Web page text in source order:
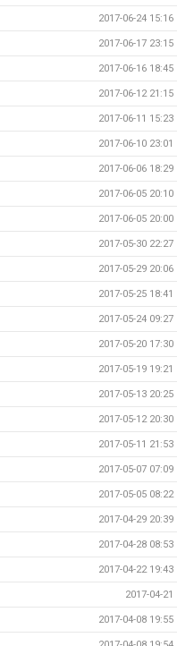
2017-06-24 15:16
2017-06-17 23:15
2017-06-16 18:45
2017-06-12 21:15
2017-06-11 15:23
2017-06-10 23:01
2017-06-06 18:29
2017-06-05 20:10
2017-06-05 20:00
2017-05-30 22:27
2017-05-29 20:06
2017-05-25 18:41
2017-05-24 09:27
2017-05-20 17:30
2017-05-19 19:21
2017-05-13 20:25
2017-05-12 20:30
2017-05-11 21:53
2017-05-07 07:09
2017-05-05 08:22
2017-04-29 20:39
2017-04-28 08:53
2017-04-22 19:43
2017-04-21
2017-04-08 19:55